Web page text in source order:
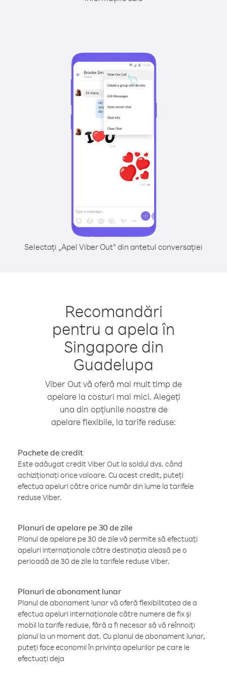
Selectați „Apel Viber Out” din antetul conversației
Recomandări
pentru a apela în
Singapore din
Guadelupa
Viber Out vă oferă mai mult timp de
apelare la costuri mai mici. Alegeți
una din opțiunile noastre de
apelare flexibile, la tarife reduse:
Pachete de credit
Este adăugat credit Viber Out la soldul dvs. când
achiziționați orice valoare. Cu acest credit, puteți
efectua apeluri către orice număr din lume la tarifele
reduse Viber.
Planuri de apelare pe 30 de zile
Planul de apelare pe 30 de zile vă permite să efectuați
apeluri internaționale către destinația aleasă pe o
perioadă de 30 de zile la tarifele reduse Viber.
Planuri de abonament lunar
Planul de abonament lunar vă oferă flexibilitatea de a
efectua apeluri internaționale către numere de fix și
mobil la tarife reduse, fără a fi necesar să vă reînnoiți
planul la un moment dat. Cu planul de abonament lunar,
puteți face economii în privința apelurilor pe care le
efectuați deja